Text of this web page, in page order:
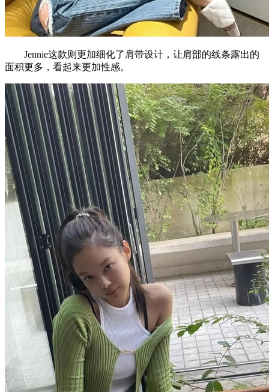
Jennie这款则更加细化了肩带设计，让肩部的线条露出的
面积更多，看起来更加性感。